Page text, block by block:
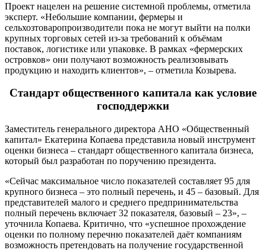
Проект нацелен на решение системной проблемы, отметила
эксперт. «Небольшие компании, фермеры и
сельхозтоваропроизводители пока не могут выйти на полки
крупных торговых сетей из-за требований к объёмам
поставок, логистике или упаковке. В рамках «фермерских
островков» они получают возможность реализовывать
продукцию и находить клиентов», – отметила Козырева.
Стандарт общественного капитала как условие
господдержки
Заместитель генерального директора АНО «Общественный
капитал» Екатерина Копаева представила новый инструмент
оценки бизнеса – стандарт общественного капитала бизнеса,
который был разработан по поручению президента.
«Сейчас максимальное число показателей составляет 95 для
крупного бизнеса – это полный перечень, и 45 – базовый. Для
представителей малого и среднего предпринимательства
полный перечень включает 32 показателя, базовый – 23», –
уточнила Копаева. Критично, что «успешное прохождение
оценки по полному перечню показателей даёт компаниям
возможность претендовать на получение государственной